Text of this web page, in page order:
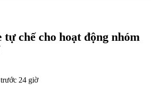
chế cho hoạt động nhóm
24 giờ